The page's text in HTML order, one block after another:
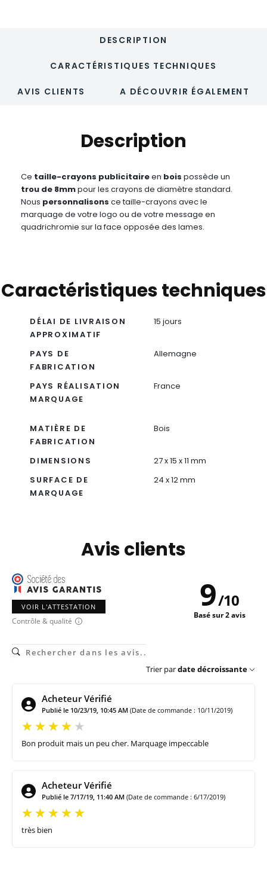
DESCRIPTION
CARACTÉRISTIQUES TECHNIQUES
AVIS CLIENTS A DÉCOUVRIR ÉGALEMENT
Description
Ce taille-crayons publicitaireen bois possède un
trou de 8mmpour les crayons de diamètre standard.
Nous personnalisons ce taille-crayons avec le
marquage de votre logo ou de votre message en
quadrichromie sur la face opposée des lames.
Caractéristiques techniques
DÉLAI DE LIVRAISON
APPROXIMATIF
15 jours
PAYS DE
FABRICATION
Allemagne
PAYS RÉALISATION
MARQUAGE
France
MATIÈRE DE
FABRICATION
Bois
DIMENSIONS
27 x 15 x 11 mm
SURFACE DE
MARQUAGE
24 x 12 mm
Avis clients
VOIR L'ATTESTATION
Contrôle & qualité
9/10
Basé sur 2 avis
Trier pardate décroissante
Acheteur Vérifié
Publié le 10/23/19, 10:45 AM (Date de commande : 10/11/2019)
Bon produit mais un peu cher. Marquage impeccable
Acheteur Vérifié
Publié le 7/17/19, 11:40 AM (Date de commande : 6/17/2019)
très bien